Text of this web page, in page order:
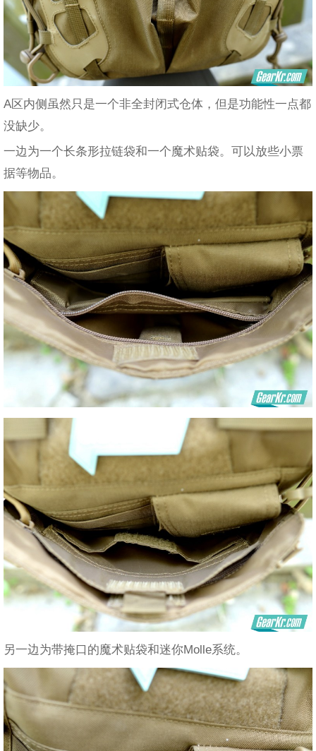
A区内侧虽然只是一个非全封闭式仓体，但是功能性一点都
没缺少。
一边为一个长条形拉链袋和一个魔术贴袋。可以放些小票
据等物品。
另一边为带掩口的魔术贴袋和迷你Molle系统。